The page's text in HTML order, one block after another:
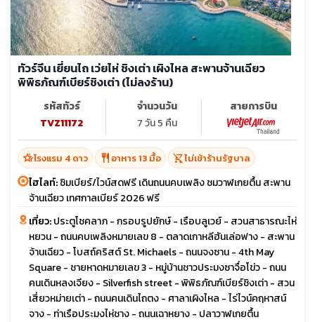
ทัวร์จีน เยี่ยนไถ เว่ยไห่ ชิงเต่า เผิงไหล สะพานจ้านเฉียว
พิพิธภัณฑ์เบียร์ชิงเต่า (ไม่ลงร้าน)
รหัสทัวร์
TVZ11172
จำนวนวัน
7 วัน 5 คืน
สายการบิน
hotel_classโรงแรม 4 ดาว restaurant อาหาร 13 มื้อ shopping_cart_offไม่เข้าร้านรัฐบาล
ไฮไลท์:ชิมเบียร์/ไวน์สดฟรี เดินถนนคบเพลิง ชมวาฬเกยตื้น สะพาน
จ้านเฉียว เทศกาลเบียร์ 2026 ฟรี
เที่ยว:ประตูโชคลาภ - กรอบรูปยักษ์ - เรือบลูเวย์ - สวนสาธารณะไห่
หยวน - ถนนคบเพลิงหมายเลข 8 - ตลาดเกาหลีฮันเล่อฟาง - สะพาน
จ้านเฉียว - โบสถ์คริสต์ St. Michaels - ถนนจงซาน - 4th May
Square - ชายหาดหมายเลข 3 - หมู่บ้านชาวประมงซาจื่อโข่ว - ถนน
คนเดินหลงเจียง - Silverfish street - พิพิธภัณฑ์เบียร์ชิงเต่า - สวน
เสี่ยวหม่ายเต่า - ถนนคนเดินไถตง - ศาลาเผิงไหล - ไร่ไวน์คฤหาสน์
จาง - ท่าเรือประมงไห่ชาง - ถนนเฉาหยาง - ปลาวาฬเกยตื้น